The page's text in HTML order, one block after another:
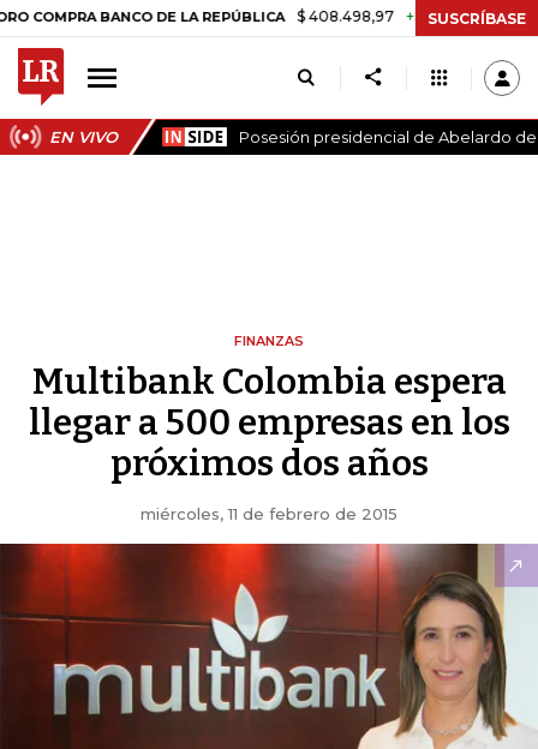
BANCO DE LA REPÚBLICA $ 408.498,97 +$ 8.753,81 +2,19%
SUSCRÍBASE
EN VIVO Posesión presidencial de Abelardo de
FINANZAS
Multibank Colombia espera
llegar a 500 empresas en los
próximos dos años
miércoles, 11 de febrero de 2015